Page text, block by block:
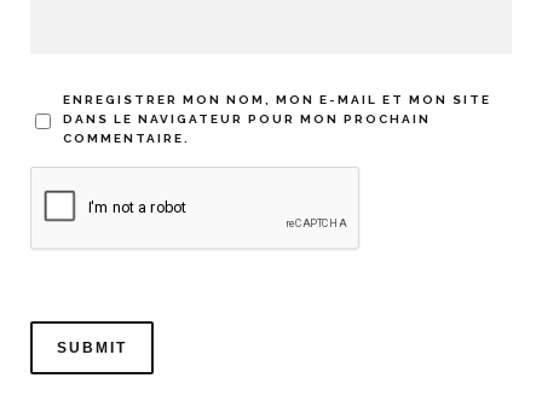
ENREGISTRER MON NOM, MON E-MAIL ET MON SITE
DANS LE NAVIGATEUR POUR MON PROCHAIN
COMMENTAIRE.